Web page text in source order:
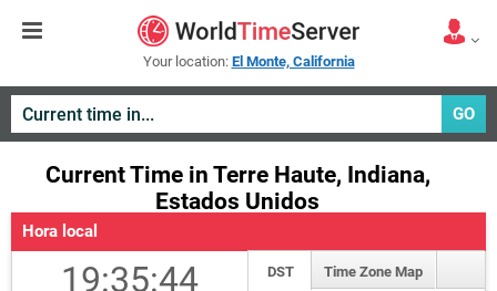
Your location: El Monte, California
GO
Current Time in Terre Haute, Indiana,
Estados Unidos
Hora local
19:35:44 DST Time Zone Map